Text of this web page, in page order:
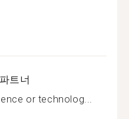
트너
or technolog...